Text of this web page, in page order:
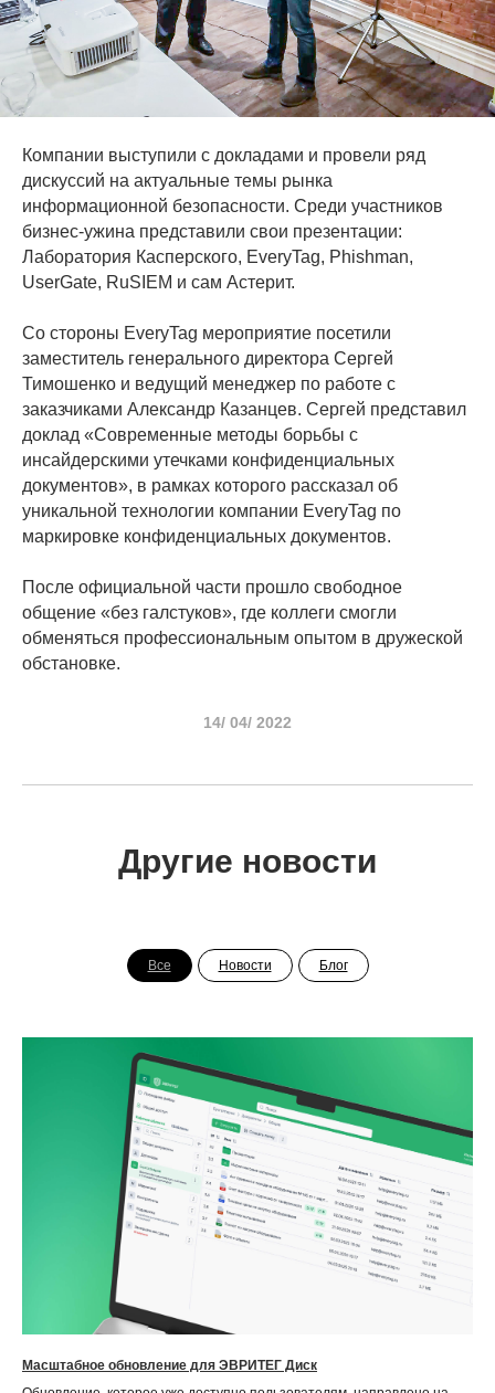
Компании выступили с докладами и провели ряд
дискуссий на актуальные темы рынка
информационной безопасности. Среди участников
бизнес-ужина представили свои презентации:
Лаборатория Касперского, EveryTag, Phishman,
UserGate, RuSIEM и сам Астерит.
Со стороны EveryTag мероприятие посетили
заместитель генерального директора Сергей
Тимошенко и ведущий менеджер по работе с
заказчиками Александр Казанцев. Сергей представил
доклад «Современные методы борьбы с
инсайдерскими утечками конфиденциальных
документов», в рамках которого рассказал об
уникальной технологии компании EveryTag по
маркировке конфиденциальных документов.
После официальной части прошло свободное
общение «без галстуков», где коллеги смогли
обменяться профессиональным опытом в дружеской
обстановке.
14/ 04/ 2022
Другие новости
Все Новости Блог
Масштабное обновление для ЭВРИТЕГ Диск